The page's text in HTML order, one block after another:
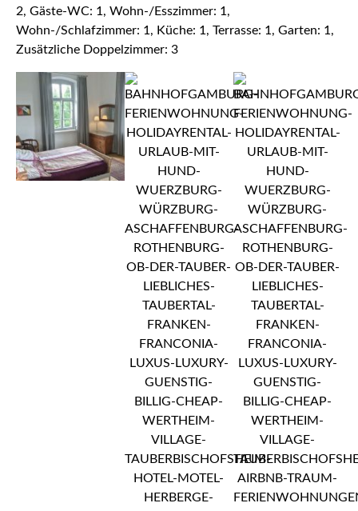
2, Gäste-WC: 1, Wohn-/Esszimmer: 1,
Wohn-/Schlafzimmer: 1, Küche: 1, Terrasse: 1, Garten: 1,
Zusätzliche Doppelzimmer: 3